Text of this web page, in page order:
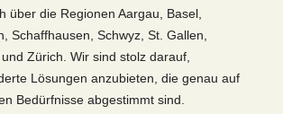
über die Regionen Aargau, Basel,
Schaffhausen, Schwyz, St. Gallen,
Zürich. Wir sind stolz darauf,
Lösungen anzubieten, die genau auf
Bedürfnisse abgestimmt sind.